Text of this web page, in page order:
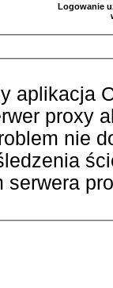
Logowanie
aplikacja
proxy
nie
serwera